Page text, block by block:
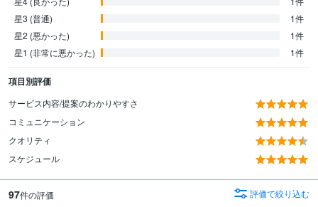
星3 (普通)
1件
星2 (悪かった)
1件
星1 (非常に悪かった)
1件
項目別評価
サービス内容/提案のわかりやすさ
コミュニケーション
クオリティ
スケジュール
97件の評価 評価で絞り込む